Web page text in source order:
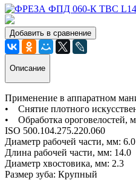
Добавить в сравнение
Описание
Применение в аппаратном
• Снятие плотного
• Обработка ороговелостей,
ISO 500.104.275.220.060
Диаметр рабочей части, мм: 6.0
Длина рабочей части, мм: 14.0
Диаметр хвостовика, мм: 2.3
Размер зуба: Крупный